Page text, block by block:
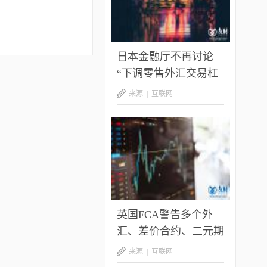
日本金融厅不再讨论
“下调零售外汇交易杠
杆至10:1”的话题
来源 | 互联网
英国FCA警告多个外
汇、差价合约、二元期
权及加密货币平台
来源 | 互联网